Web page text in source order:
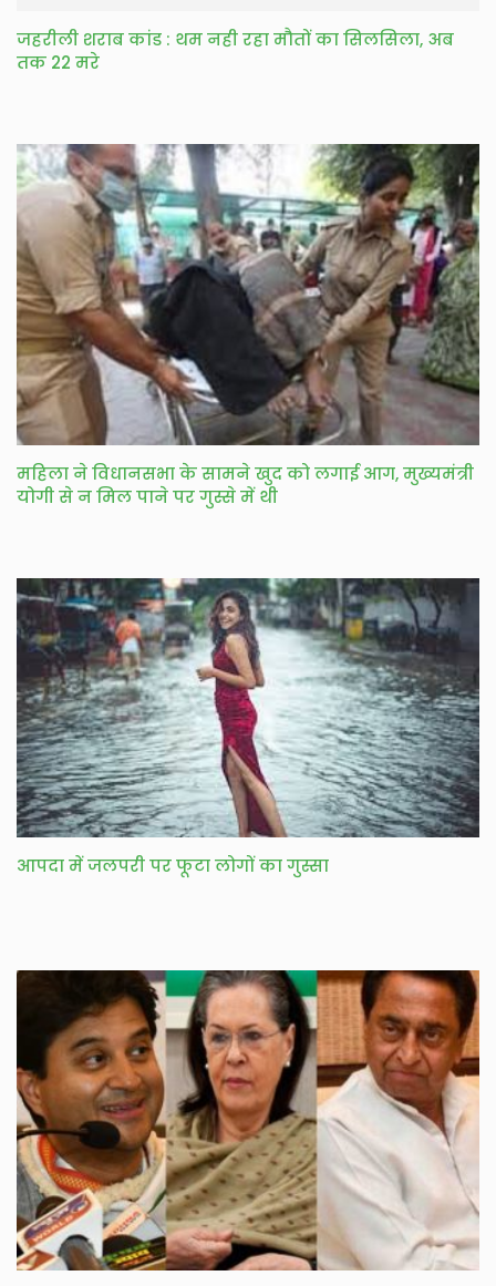
जहरीली शराब कांड : थम नही रहा मौतों का सिलसिला, अब
तक 22 मरे
महिला ने विधानसभा के सामने खुद को लगाई आग, मुख्यमंत्री
योगी से न मिल पाने पर गुस्से में थी
आपदा में जलपरी पर फूटा लोगों का गुस्सा